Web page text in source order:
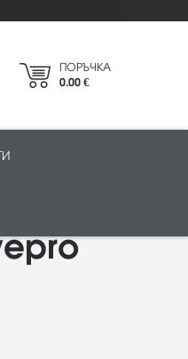
ПОРЪЧКА
0.00 €